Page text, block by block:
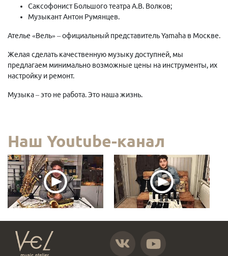
Саксофонист Большого театра А.В. Волков;
Музыкант Антон Румянцев.
Ателье «Вель» – официальный представитель Yamaha в Москве.
Желая сделать качественную музыку доступней, мы
предлагаем минимально возможные цены на инструменты, их
настройку и ремонт.
Музыка – это не работа. Это наша жизнь.
Наш Youtube-канал